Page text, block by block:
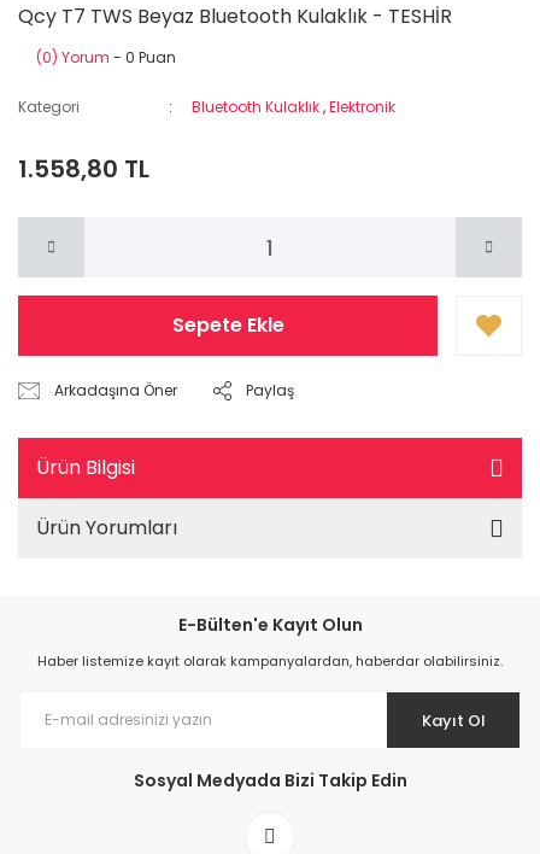
Qcy T7 TWS Beyaz Bluetooth Kulaklık - TESHİR
(0) Yorum - 0 Puan
Kategori Bluetooth Kulaklık,Elektronik
1.558,80 TL
Sepete Ekle
Arkadaşına Öner Paylaş
Ürün Bilgisi
Ürün Yorumları
E-Bülten'e Kayıt Olun
Haber listemize kayıt olarak kampanyalardan, haberdar olabilirsiniz.
Kayıt Ol
Sosyal Medyada Bizi Takip Edin